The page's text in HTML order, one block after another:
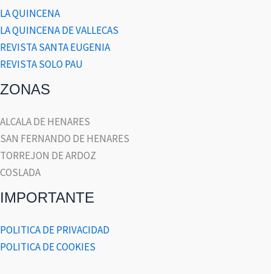
LA QUINCENA
LA QUINCENA DE VALLECAS
REVISTA SANTA EUGENIA
REVISTA SOLO PAU
ZONAS
ALCALA DE HENARES
SAN FERNANDO DE HENARES
TORREJON DE ARDOZ
COSLADA
IMPORTANTE
POLITICA DE PRIVACIDAD
POLITICA DE COOKIES